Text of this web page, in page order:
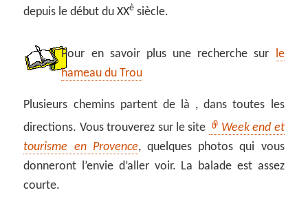
depuis le début du XXè siècle.
Pour en savoir plus une recherche sur le
hameau du Trou
Plusieurs chemins partent de là , dans toutes les
directions. Vous trouverez sur le site
Week end et
tourisme en Provence, quelques photos qui vous
donneront l’envie d’aller voir. La balade est assez
courte.